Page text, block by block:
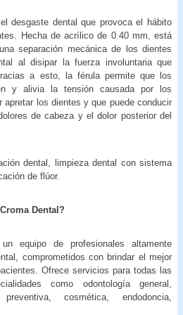
desgaste dental que provoca el hábito
Hecha de acrílico de 0.40 mm, está
separación mecánica de los dientes
al disipar la fuerza involuntaria que
a esto, la férula permite que los
y alivia la tensión causada por los
apretar los dientes y que puede conducir
de cabeza y el dolor posterior del
dental, limpieza dental con sistema
de flúor.
Dental?
equipo de profesionales altamente
comprometidos con brindar el mejor
Ofrece servicios para todas las
como odontología general,
cosmética, endodoncia,